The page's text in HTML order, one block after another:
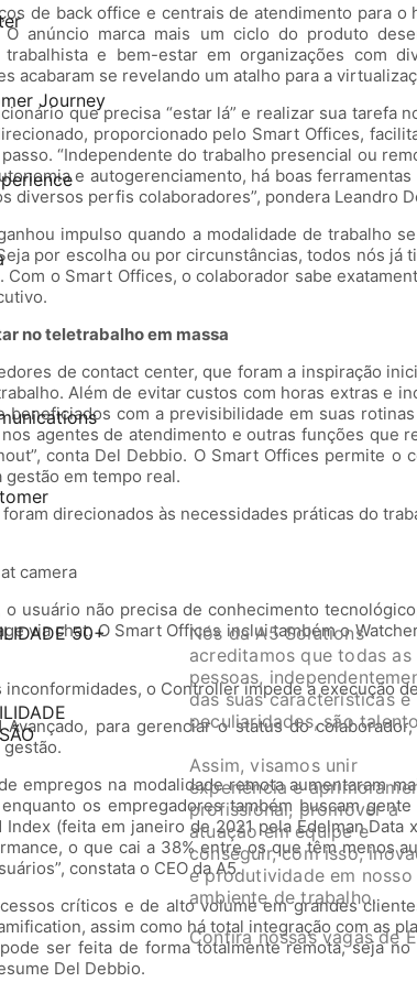
Journey
50+
Nós da A5 Solutions
acreditamos que todas as
pessoas,
das suas características e
peculiaridades, são
Assim, visamos unir
experiência e
profissional, promover a
atuação em equipe e
conseguir, com isso,
e produtividade em nosso
ambiente de trabalho.
Confira nossas vagas de
de back office e centrais de atendimento para
anúncio marca mais um ciclo do produto
e bem-estar em organizações com
acabaram se revelando um atalho para a
que precisa “estar lá” e realizar sua
proporcionado pelo Smart Offices,
“Independente do trabalho presencial ou
e autogerenciamento, há boas
diversos perfis colaboradores”, pondera Leandro
impulso quando a modalidade de trabalho
por escolha ou por circunstâncias, todos nós
o Smart Offices, o colaborador sabe
no teletrabalho em massa
de contact center, que foram a inspiração
Além de evitar custos com horas extras e
com a previsibilidade em suas
agentes de atendimento e outras funções
conta Del Debbio. O Smart Offices permite
em tempo real.
direcionados às necessidades práticas do
camera
usuário não precisa de conhecimento
via chat. O Smart Offices inclui também o
o Controller impede a execução
para gerenciar o status do
empregos na modalidade remota aumentaram
os empregadores também buscam
(feita em janeiro de 2021 pela Edelman
o que cai a 38% entre os que têm menos
constata o CEO da A5.
críticos e de alto volume em grandes
assim como há total integração com
ser feita de forma totalmente remota, seja
Del Debbio.